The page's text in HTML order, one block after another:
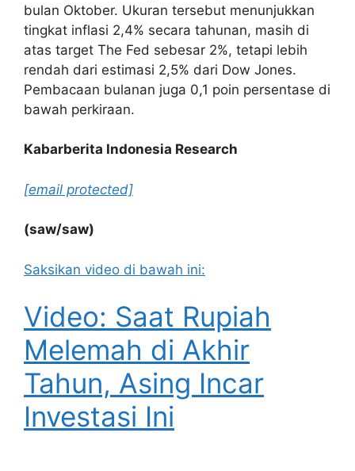
bulan Oktober. Ukuran tersebut menunjukkan
tingkat inflasi 2,4% secara tahunan, masih di
atas target The Fed sebesar 2%, tetapi lebih
rendah dari estimasi 2,5% dari Dow Jones.
Pembacaan bulanan juga 0,1 poin persentase di
bawah perkiraan.
Kabarberita Indonesia Research
[email protected]
(saw/saw)
Saksikan video di bawah ini:
Video: Saat Rupiah
Melemah di Akhir
Tahun, Asing Incar
Investasi Ini